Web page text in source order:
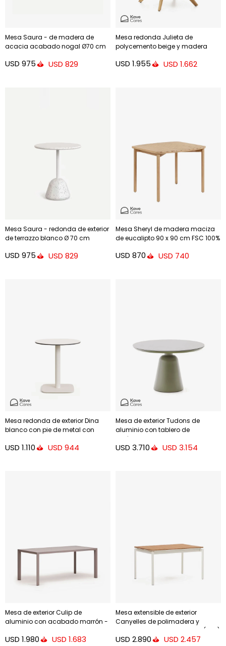
Mesa Saura - de madera de
acacia acabado nogal Ø70 cm
USD 975 USD 829
Mesa redonda Julieta de
polycemento beige y madera
100%
USD 1.955 USD 1.662
Mesa Saura - redonda de exterior
de terrazzo blanco Ø 70 cm
USD 975 USD 829
Mesa Sheryl de madera maciza
de eucalipto 90 x 90 cm FSC 100%
USD 870 USD 740
Mesa redonda de exterior Dina
blanco con pie de metal con
68x70cm
USD 1.110 USD 944
Mesa de exterior Tudons de
aluminio con tablero de
cerámica verde, Ø120 cm
USD 3.710 USD 3.154
Mesa de exterior Culip de
aluminio con acabado marrón -
USD 1.980 USD 1.683
Mesa extensible de exterior
Canyelles de polimadera y
aluminio - blanco mate 140 (200)
x 90 cm
USD 2.890 USD 2.457